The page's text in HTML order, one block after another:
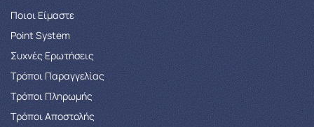
Ποιοι Είμαστε
Point System
Συχνές Ερωτήσεις
Τρόποι Παραγγελίας
Tρόποι Πληρωμής
Τρόποι Αποστολής